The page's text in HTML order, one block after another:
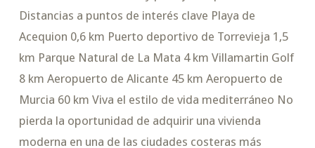
Distancias a puntos de interés clave Playa de
Acequion 0,6 km Puerto deportivo de Torrevieja 1,5
km Parque Natural de La Mata 4 km Villamartin Golf
8 km Aeropuerto de Alicante 45 km Aeropuerto de
Murcia 60 km Viva el estilo de vida mediterráneo No
pierda la oportunidad de adquirir una vivienda
moderna en una de las ciudades costeras más